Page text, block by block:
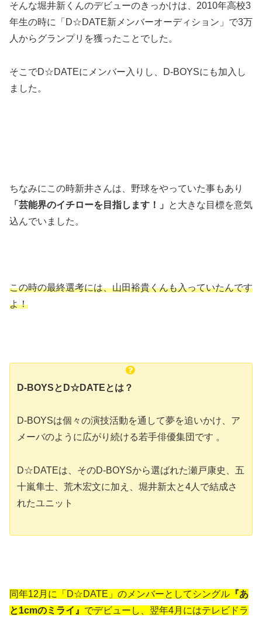
そんな堀井新くんのデビューのきっかけは、2010年高校3
年生の時に「D☆DATE新メンバーオーディション」で3万
人からグランプリを獲ったことでした。
そこでD☆DATEにメンバー入りし、D-BOYSにも加入し
ました。
ちなみにこの時新井さんは、野球をやっていた事もあり
「芸能界のイチローを目指します！」
と大きな目標を意気
込んでいました。
この時の最終選考には、山田裕貴くんも入っていたんです
よ！
D-BOYSとD☆DATEとは？
D-BOYSは個々の演技活動を通して夢を追いかけ、ア
メーバのように広がり続ける若手俳優集団です 。
D☆DATEは、そのD-BOYSから選ばれた瀬戸康史、五
十嵐隼士、荒木宏文に加え、堀井新太と4人で結成さ
れたユニット
同年12月に「D☆DATE」のメンバーとしてシングル 『あ
と1cmのミライ』 でデビューし、翌年4月にはテレビドラ